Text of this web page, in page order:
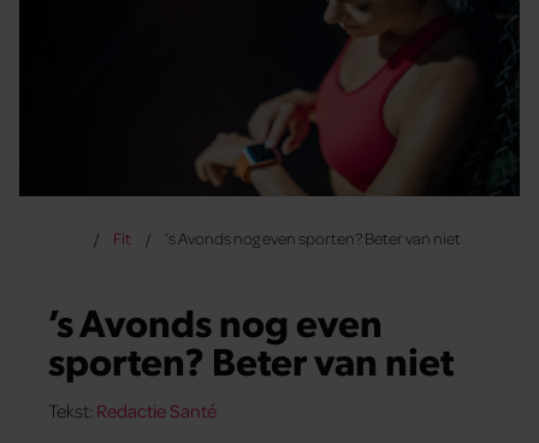
Fit ’s Avonds nog even sporten? Beter van niet
’s Avonds nog even
sporten? Beter van niet
Tekst: Redactie Santé